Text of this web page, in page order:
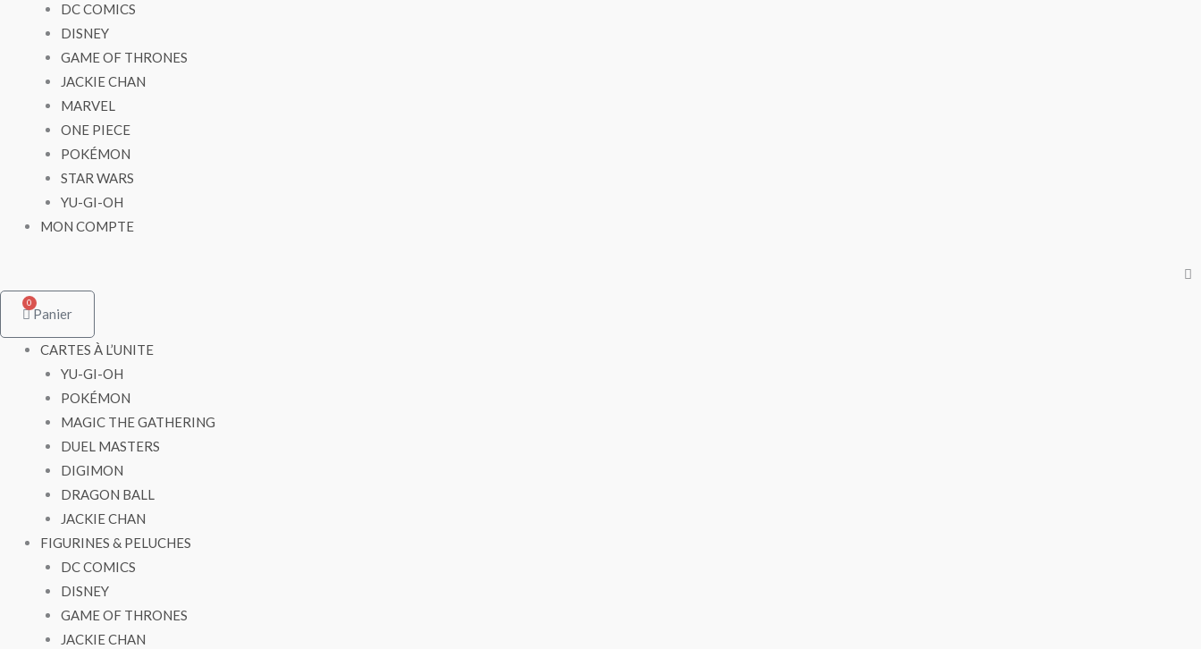
DC COMICS
DISNEY
GAME OF THRONES
JACKIE CHAN
MARVEL
ONE PIECE
POKÉMON
STAR WARS
YU-GI-OH
MON COMPTE
0
Panier
CARTES À L’UNITE
YU-GI-OH
POKÉMON
MAGIC THE GATHERING
DUEL MASTERS
DIGIMON
DRAGON BALL
JACKIE CHAN
FIGURINES & PELUCHES
DC COMICS
DISNEY
GAME OF THRONES
JACKIE CHAN